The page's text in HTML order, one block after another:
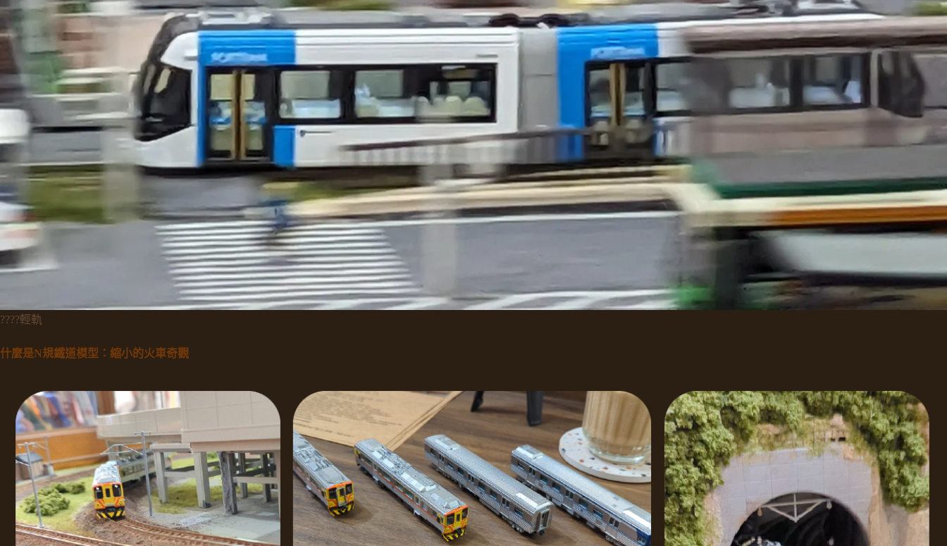
????輕軌
什麼是N規鐵道模型：縮小的火車奇觀